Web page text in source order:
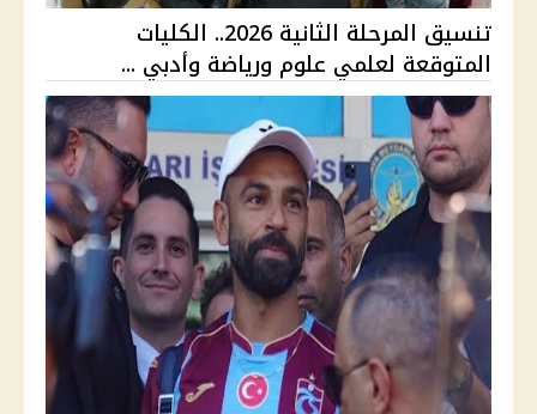
تنسيق المرحلة الثانية 2026.. الكليات
المتوقعة لعلمي علوم ورياضة وأدبي ...